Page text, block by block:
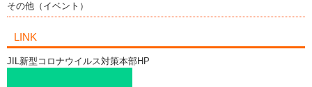
その他（イベント）
LINK
JIL新型コロナウイルス対策本部HP